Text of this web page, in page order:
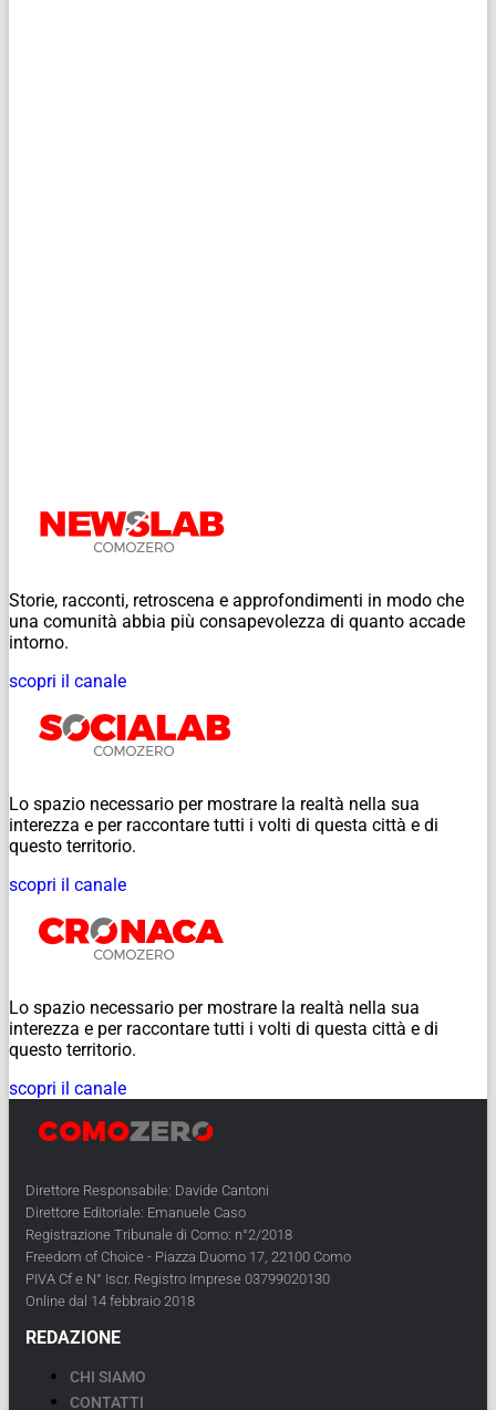
Storie, racconti, retroscena e approfondimenti in modo che
una comunità abbia più consapevolezza di quanto accade
intorno.
scopri il canale
Lo spazio necessario per mostrare la realtà nella sua
interezza e per raccontare tutti i volti di questa città e di
questo territorio.
scopri il canale
Lo spazio necessario per mostrare la realtà nella sua
interezza e per raccontare tutti i volti di questa città e di
questo territorio.
scopri il canale
Direttore Responsabile: Davide Cantoni
Direttore Editoriale: Emanuele Caso
Registrazione Tribunale di Como: n°2/2018
Freedom of Choice - Piazza Duomo 17, 22100 Como
PIVA Cf e N° Iscr. Registro Imprese 03799020130
Online dal 14 febbraio 2018
REDAZIONE
CHI SIAMO
CONTATTI